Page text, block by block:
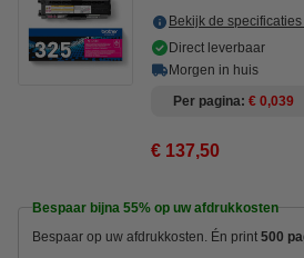
Bekijk de
Direct leverbaar
Morgen in huis
Per pagina € 0,039
€ 137,50
Bespaar bijna 55% op uw afdrukkosten
Bespaar op uw afdrukkosten. Én print 500